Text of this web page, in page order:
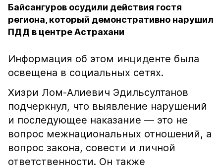
Байсангуров осудили действия гостя
региона, который демонстративно нарушил
ПДД в центре Астрахани
Информация об этом инциденте была
освещена в социальных сетях.
Хизри Лом-Алиевич Эдильсултанов
подчеркнул, что выявление нарушений
и последующее наказание — это не
вопрос межнациональных отношений, а
вопрос закона, совести и личной
ответственности. Он также